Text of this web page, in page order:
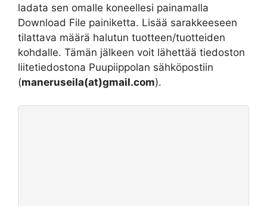
ladata sen omalle koneellesi painamalla
Download File painiketta. Lisää sarakkeeseen
tilattava määrä halutun tuotteen/tuotteiden
kohdalle. Tämän jälkeen voit lähettää tiedoston
liitetiedostona Puupiippolan sähköpostiin
(maneruseila(at)gmail.com).